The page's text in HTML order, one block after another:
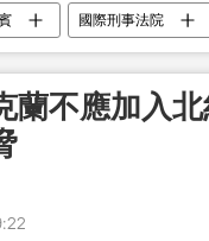
國際刑事法院
蘭不應加入